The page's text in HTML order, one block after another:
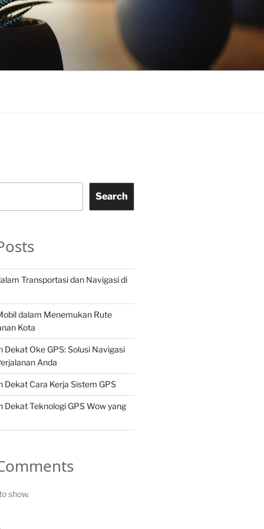
Search
Transportasi dan Navigasi di
dalam Menemukan Rute
Kota
Dekat Oke GPS: Solusi Navigasi
Anda
Dekat Cara Kerja Sistem GPS
Dekat Teknologi GPS Wow yang
show.